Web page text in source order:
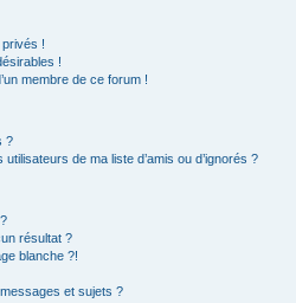
!
!
membre de ce forum !
?
de ma liste d’amis ou d’ignorés ?
résultat ?
blanche ?!
et sujets ?